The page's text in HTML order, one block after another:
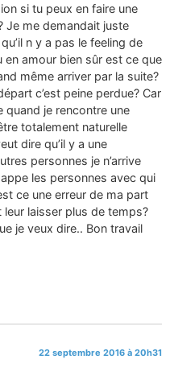
si tu peux en faire une
Je me demandait juste
n y a pas le feeling de
amour bien sûr est ce que
même arriver par la suite?
c’est peine perdue? Car
quand je rencontre une
totalement naturelle
dire qu’il y a une
personnes je n’arrive
les personnes avec qui
ce une erreur de ma part
laisser plus de temps?
je veux dire.. Bon travail
22 septembre 2016 à 20h31